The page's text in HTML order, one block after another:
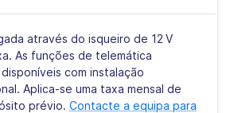
através do isqueiro de 12 V
As funções de telemática
com instalação
Aplica-se uma taxa mensal de
prévio. Contacte a equipa para